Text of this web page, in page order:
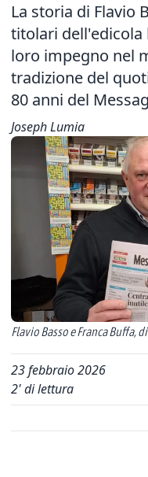
La storia di Flavio
titolari dell'edicola
loro impegno nel
tradizione del
80 anni del
Joseph Lumia
Flavio Basso e Franca Buffa,
23 febbraio 2026
2' di lettura